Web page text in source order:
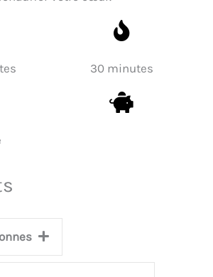
30 minutes